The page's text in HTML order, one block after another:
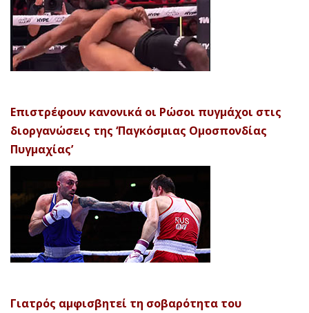
Επιστρέφουν κανονικά οι Ρώσοι πυγμάχοι στις
διοργανώσεις της ‘Παγκόσμιας Ομοσπονδίας
Πυγμαχίας’
Γιατρός αμφισβητεί τη σοβαρότητα του